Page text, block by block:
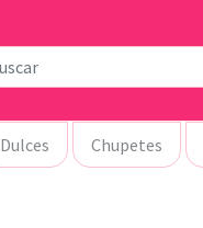
Dulces Chupetes